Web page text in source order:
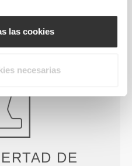
las cookies
necesarias
Alto Peach Perfect
DE